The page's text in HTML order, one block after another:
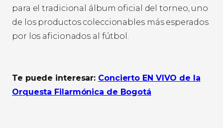
para el tradicional álbum oficial del torneo, uno
de los productos coleccionables más esperados
por los aficionados al fútbol.
Te puede interesar: Concierto EN VIVO de la
Orquesta Filarmónica de Bogotá